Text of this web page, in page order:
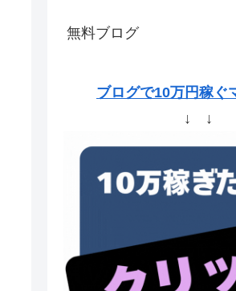
無料ブログ
ブログで10万円稼ぐ
↓ ↓